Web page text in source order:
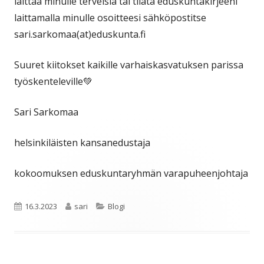
laittamalla minulle osoitteesi sähköpostitse
sari.sarkomaa(at)eduskunta.fi
Suuret kiitokset kaikille varhaiskasvatuksen parissa
työskenteleville💚
Sari Sarkomaa
helsinkiläisten kansanedustaja
kokoomuksen eduskuntaryhmän varapuheenjohtaja
Julkaistu
16.3.2023 Kirjoittaja
sari Kategoriat
Blogi